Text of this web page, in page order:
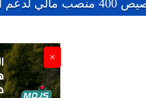
البشرية الصحية بجهة العيون
×